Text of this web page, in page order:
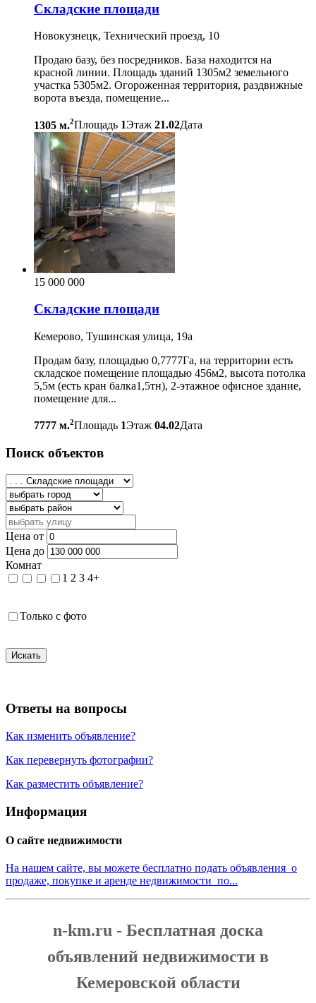
Складские площади
Новокузнецк, Технический проезд, 10
Продаю базу, без посредников. База находится на
красной линии. Площадь зданий 1305м2 земельного
участка 5305м2. Огороженная территория, раздвижные
ворота въезда, помещение...
1305 м.2Площадь 1Этаж 21.02Дата
15 000 000
Складские площади
Кемерово, Тушинская улица, 19а
Продам базу, площадью 0,7777Га, на территории есть
складское помещение площадью 456м2, высота потолка
5,5м (есть кран балка1,5тн), 2-этажное офисное здание,
помещение для...
7777 м.2Площадь 1Этаж 04.02Дата
Поиск объектов
Цена от
Цена до
Комнат
1 2 3 4+
Только с фото
Искать
Ответы на вопросы
Как изменить объявление?
Как перевернуть фотографии?
Как разместить объявление?
Информация
О сайте недвижимости
На нашем сайте, вы можете бесплатно подать объявления о
продаже, покупке и аренде недвижимости по...
n-km.ru - Бесплатная доска
объявлений недвижимости в
Кемеровской области